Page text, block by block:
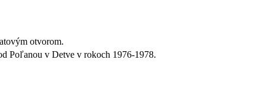
otvorom.
Poľanou v Detve v rokoch 1976-1978.